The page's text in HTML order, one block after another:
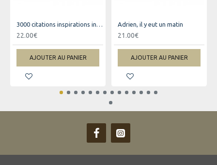
3000 citations inspirations inspirantes pour changer votre vie
22.00€
AJOUTER AU PANIER
Adrien, il y eut un matin
21.00€
AJOUTER AU PANIER